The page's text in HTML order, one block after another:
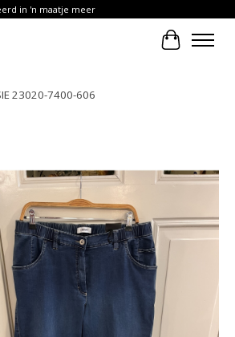
in 'n maatje meer
23020-7400-606
slideshow Items